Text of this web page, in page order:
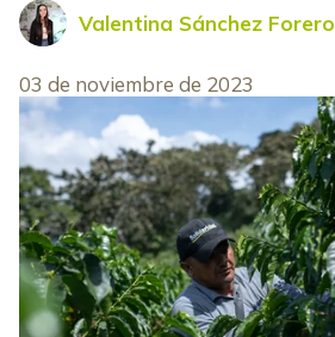
Valentina Sánchez Forero
03 de noviembre de 2023